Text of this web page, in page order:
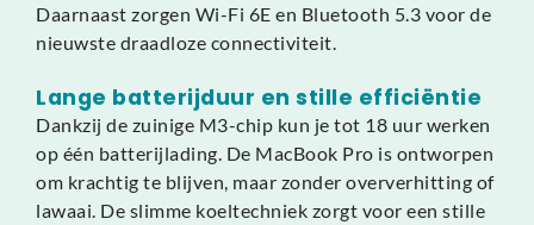
Daarnaast zorgen Wi-Fi 6E en Bluetooth 5.3 voor de
nieuwste draadloze connectiviteit.
Lange batterijduur en stille efficiëntie
Dankzij de zuinige M3-chip kun je tot 18 uur werken
op één batterijlading. De MacBook Pro is ontworpen
om krachtig te blijven, maar zonder oververhitting of
lawaai. De slimme koeltechniek zorgt voor een stille